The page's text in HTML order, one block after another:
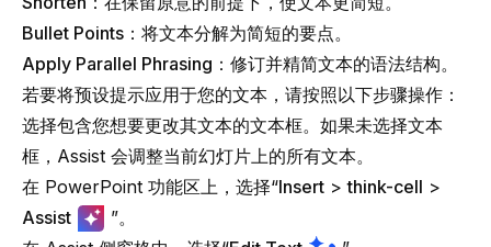
Bullet Points ：将文本分解为简短的要点。
Apply Parallel Phrasing ：修订并精简文本的语法结构。
若要将预设提示应用于您的文本，请按照以下步骤操作：
选择包含您想要更改其文本的文本框。如果未选择文本
框，Assist 会调整当前幻灯片上的所有文本。
在 PowerPoint 功能区上，选择“Insert >think-cell >
Assist
”。